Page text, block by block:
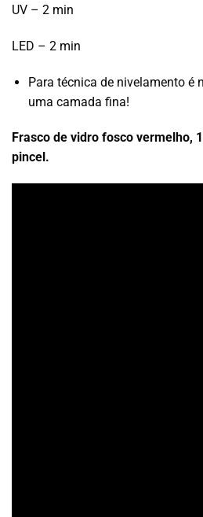
UV – 2 min
LED – 2 min
Para técnica de nivelamento é
uma camada fina!
Frasco de vidro fosco vermelho,
pincel.